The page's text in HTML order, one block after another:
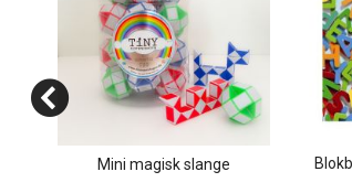
Mini magisk slange